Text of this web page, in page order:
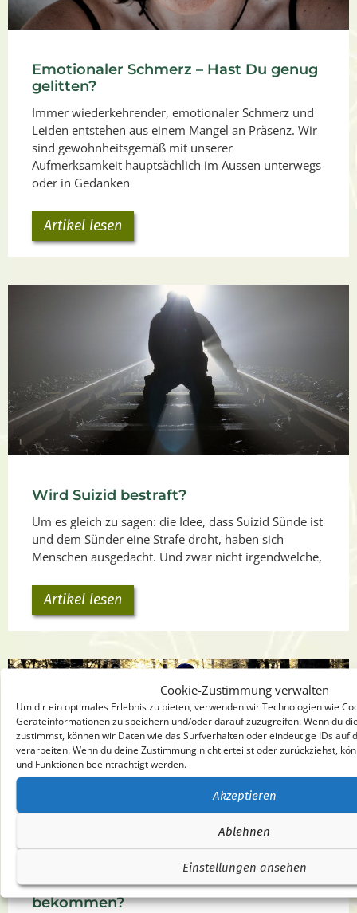
Cookie-Zustimmung verwalten
Um dir ein optimales Erlebnis zu bieten, verwenden wir Technologien wie
Geräteinformationen zu speichern und/oder darauf zuzugreifen. Wenn du
zustimmst, können wir Daten wie das Surfverhalten oder eindeutige IDs auf
verarbeiten. Wenn du deine Zustimmung nicht erteilst oder zurückziehst,
und Funktionen beeinträchtigt werden.
Akzeptieren
Ablehnen
Einstellungen ansehen
Emotionaler Schmerz – Hast Du genug
gelitten?
Immer wiederkehrender, emotionaler Schmerz und
Leiden entstehen aus einem Mangel an Präsenz. Wir
sind gewohnheitsgemäß mit unserer
Aufmerksamkeit hauptsächlich im Aussen unterwegs
oder in Gedanken
Artikel lesen
Wird Suizid bestraft?
Um es gleich zu sagen: die Idee, dass Suizid Sünde ist
und dem Sünder eine Strafe droht, haben sich
Menschen ausgedacht. Und zwar nicht irgendwelche,
Artikel lesen
Muss man etwas eigentlich total wollen
oder muss man es loslassen, um es zu
bekommen?